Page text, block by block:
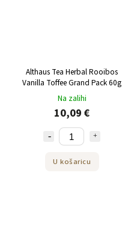
Althaus Tea Herbal Rooibos
Vanilla Toffee Grand Pack 60g
Na zalihi
10,09 €
U košaricu